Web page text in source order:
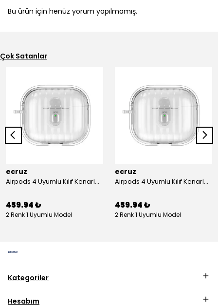
Bu ürün için henüz yorum yapılmamış.
Çok Satanlar
ecruz
Airpods 4 Uyumlu Kılıf Kenarları Renkli Şeffaf Dilimli Silikon Ecruz Airbag 40 Uyumlu Kılıf
459.94 ₺
2 Renk 1 Uyumlu Model
ecruz
Airpods 4 Uyumlu Kılıf Kenarları Renkli Şeffaf Dilimli Silikon Ecruz Airbag 40 Uyumlu Kılıf
459.94 ₺
2 Renk 1 Uyumlu Model
Kategoriler
Hesabım